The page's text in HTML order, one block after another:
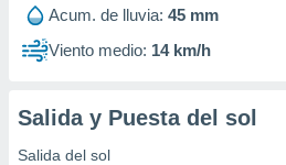
de
Acum. de lluvia: 45 mm
Viento medio: 14 km/h
Salida y Puesta del sol
Salida del sol